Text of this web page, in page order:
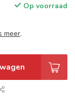
Op voorraad
meer.